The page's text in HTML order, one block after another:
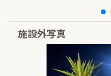
施設外写真